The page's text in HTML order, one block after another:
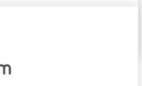
el importe en nuestra